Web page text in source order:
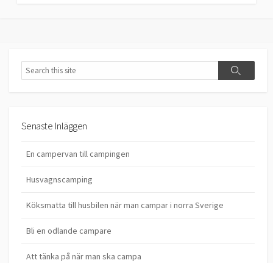
Search
Search
Senaste Inläggen
En campervan till campingen
Husvagnscamping
Köksmatta till husbilen när man campar i norra Sverige
Bli en odlande campare
Att tänka på när man ska campa